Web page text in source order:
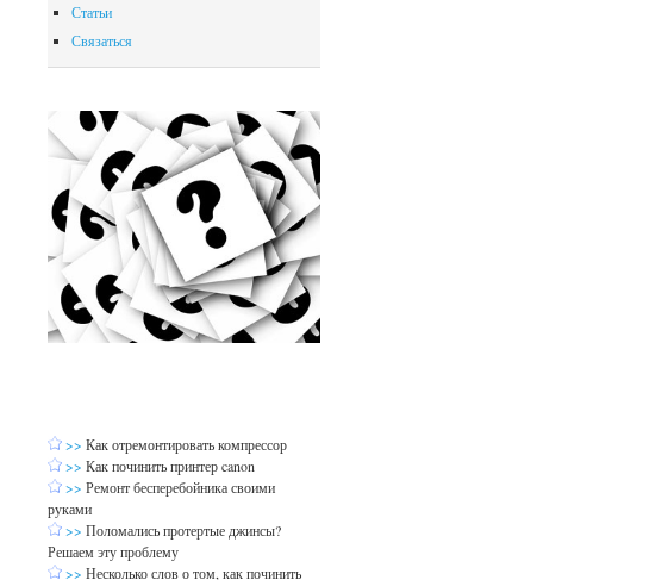
Статьи
Связаться
>> Как отремонтировать компрессор
>> Как починить принтер canon
>> Ремонт бесперебойника своими
руками
>> Поломались протертые джинсы?
Решаем эту проблему
>> Несколько слов о том, как починить